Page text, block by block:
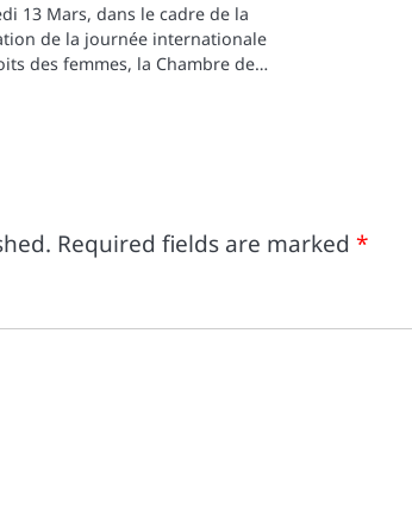
13 Mars, dans le cadre de la
de la journée internationale
des femmes, la Chambre de…
Required fields are marked *